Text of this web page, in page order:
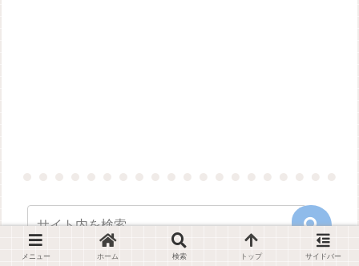
メニュー ホーム 検索 トップ サイドバー